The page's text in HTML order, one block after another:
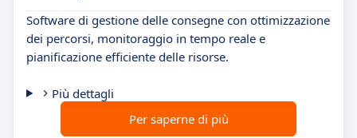
Software di gestione delle consegne con ottimizzazione
dei percorsi, monitoraggio in tempo reale e
pianificazione efficiente delle risorse.
Più dettagli
Per saperne di più